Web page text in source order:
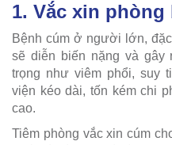
1. Vắc xin phòng
Bệnh cúm ở người lớn,
sẽ diễn biến nặng và gây
trọng như viêm phổi, suy
viện kéo dài, tốn kém chi
cao.
Tiêm phòng vắc xin cúm